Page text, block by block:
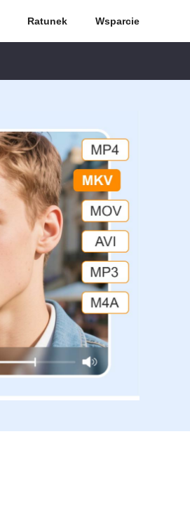
Ratunek Wsparcie